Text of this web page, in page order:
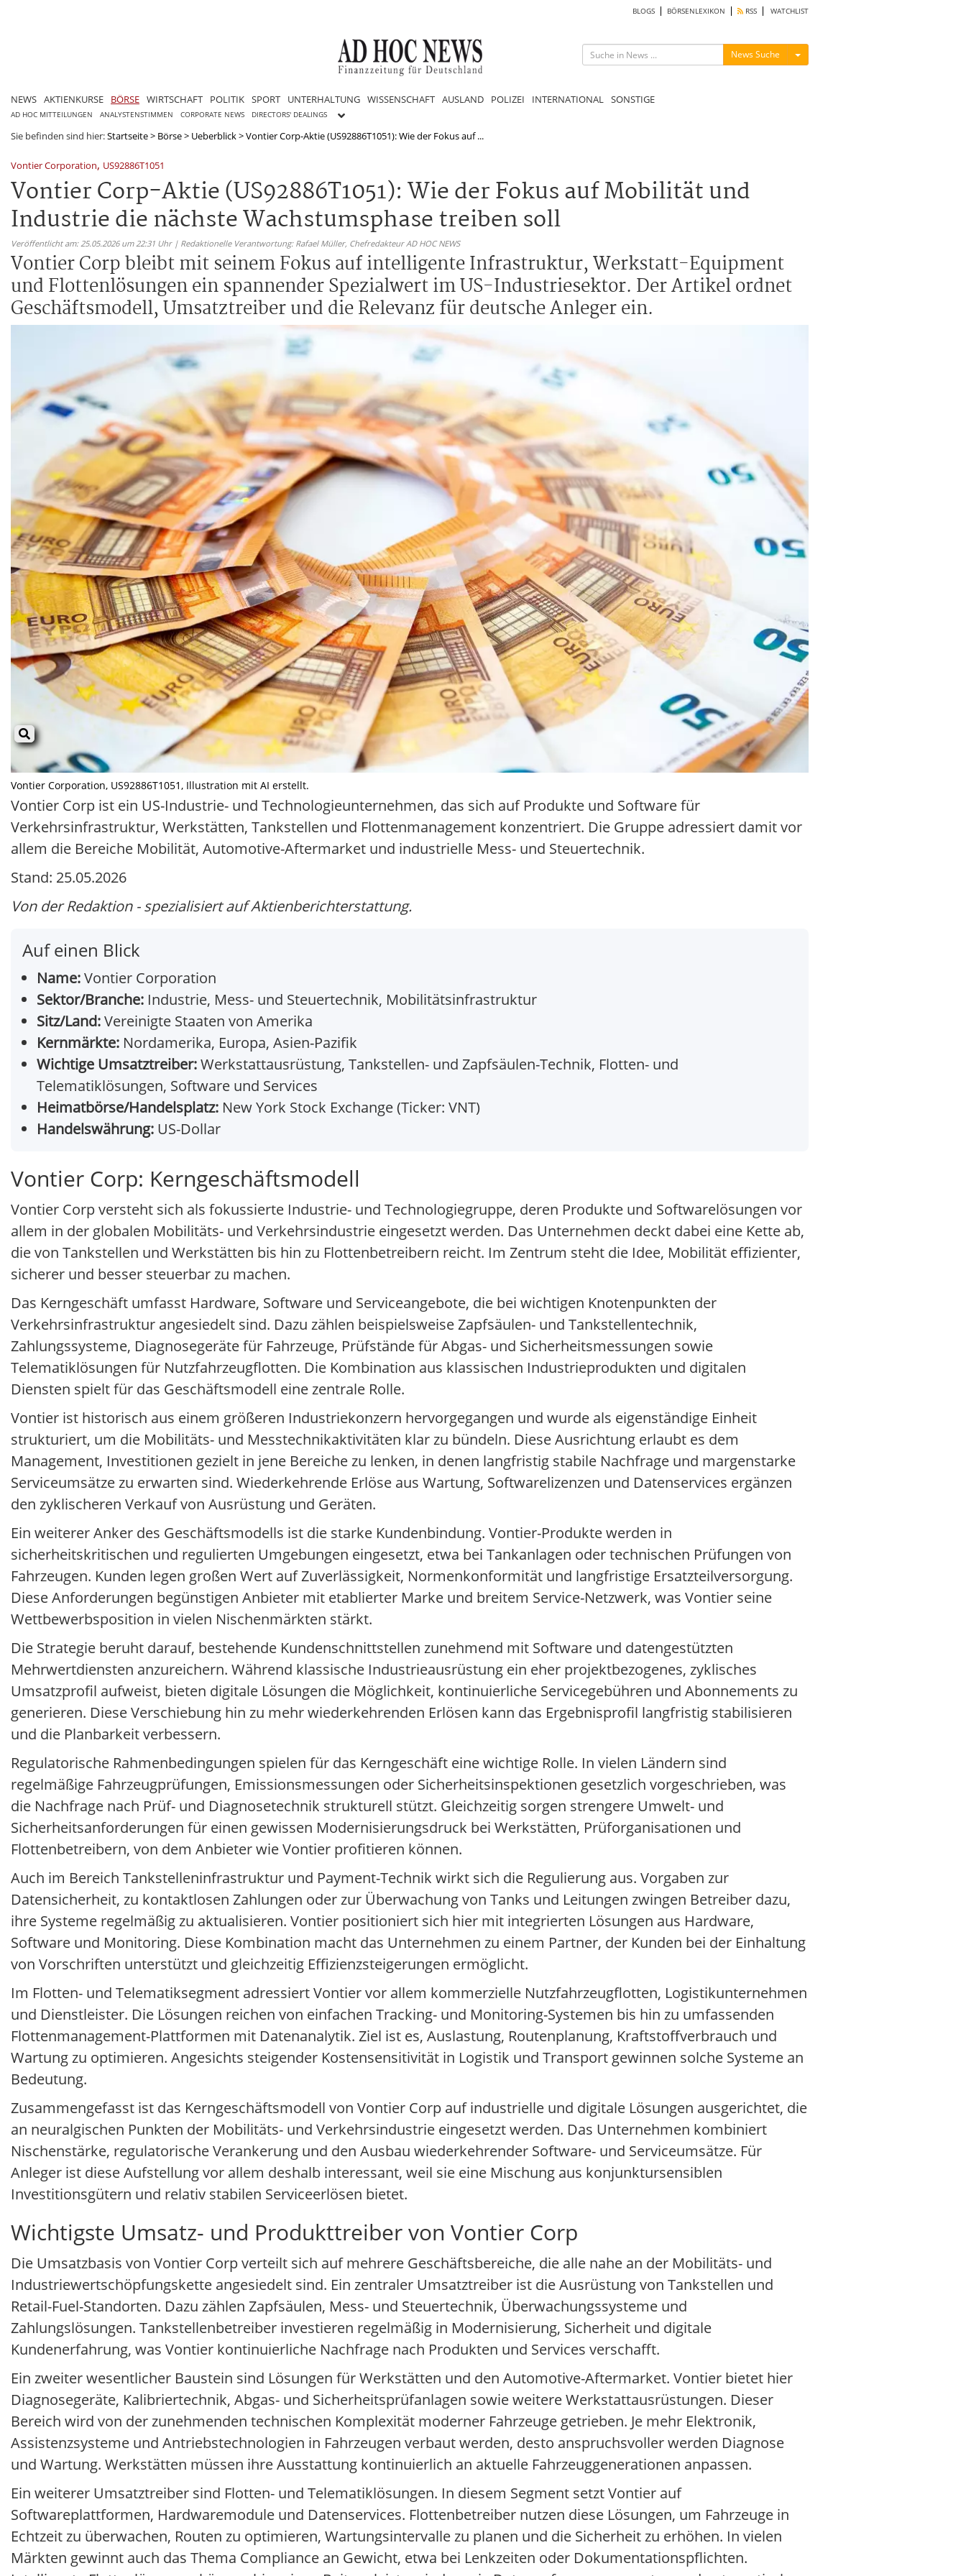
BLOGS BÖRSENLEXIKON RSS WATCHLIST
News Suche Menü ein-/ausblenden
NEWS AKTIENKURSE BÖRSE WIRTSCHAFT POLITIK SPORT UNTERHALTUNG WISSENSCHAFT AUSLAND POLIZEI INTERNATIONAL SONSTIGE
AD HOC MITTEILUNGEN ANALYSTENSTIMMEN CORPORATE NEWS DIRECTORS' DEALINGS
Sie befinden sind hier:Startseite> Börse> Ueberblick>Vontier Corp-Aktie (US92886T1051): Wie der Fokus auf ...
Vontier Corporation, US92886T1051
Vontier Corp-Aktie (US92886T1051): Wie der Fokus auf Mobilität und
Industrie die nächste Wachstumsphase treiben soll
Veröffentlicht am: 25.05.2026 um 22:31 Uhr | Redaktionelle Verantwortung: Rafael Müller, Chefredakteur AD HOC NEWS
Vontier Corp bleibt mit seinem Fokus auf intelligente Infrastruktur, Werkstatt-Equipment
und Flottenlösungen ein spannender Spezialwert im US-Industriesektor. Der Artikel ordnet
Geschäftsmodell, Umsatztreiber und die Relevanz für deutsche Anleger ein.
Vontier Corporation, US92886T1051, Illustration mit AI erstellt.
Vontier Corp ist ein US-Industrie- und Technologieunternehmen, das sich auf Produkte und Software für
Verkehrsinfrastruktur, Werkstätten, Tankstellen und Flottenmanagement konzentriert. Die Gruppe adressiert damit vor
allem die Bereiche Mobilität, Automotive-Aftermarket und industrielle Mess- und Steuertechnik.
Stand: 25.05.2026
Von der Redaktion - spezialisiert auf Aktienberichterstattung.
Auf einen Blick
Name:Vontier Corporation
Sektor/Branche: Industrie, Mess- und Steuertechnik, Mobilitätsinfrastruktur
Sitz/Land:Vereinigte Staaten von Amerika
Kernmärkte: Nordamerika, Europa, Asien-Pazifik
Wichtige Umsatztreiber:Werkstattausrüstung, Tankstellen- und Zapfsäulen-Technik, Flotten- und
Telematiklösungen, Software und Services
Heimatbörse/Handelsplatz: New York Stock Exchange (Ticker: VNT)
Handelswährung: US-Dollar
Vontier Corp: Kerngeschäftsmodell
Vontier Corp versteht sich als fokussierte Industrie- und Technologiegruppe, deren Produkte und Softwarelösungen vor
allem in der globalen Mobilitäts- und Verkehrsindustrie eingesetzt werden. Das Unternehmen deckt dabei eine Kette ab,
die von Tankstellen und Werkstätten bis hin zu Flottenbetreibern reicht. Im Zentrum steht die Idee, Mobilität effizienter,
sicherer und besser steuerbar zu machen.
Das Kerngeschäft umfasst Hardware, Software und Serviceangebote, die bei wichtigen Knotenpunkten der
Verkehrsinfrastruktur angesiedelt sind. Dazu zählen beispielsweise Zapfsäulen- und Tankstellentechnik,
Zahlungssysteme, Diagnosegeräte für Fahrzeuge, Prüfstände für Abgas- und Sicherheitsmessungen sowie
Telematiklösungen für Nutzfahrzeugflotten. Die Kombination aus klassischen Industrieprodukten und digitalen
Diensten spielt für das Geschäftsmodell eine zentrale Rolle.
Vontier ist historisch aus einem größeren Industriekonzern hervorgegangen und wurde als eigenständige Einheit
strukturiert, um die Mobilitäts- und Messtechnikaktivitäten klar zu bündeln. Diese Ausrichtung erlaubt es dem
Management, Investitionen gezielt in jene Bereiche zu lenken, in denen langfristig stabile Nachfrage und margenstarke
Serviceumsätze zu erwarten sind. Wiederkehrende Erlöse aus Wartung, Softwarelizenzen und Datenservices ergänzen
den zyklischeren Verkauf von Ausrüstung und Geräten.
Ein weiterer Anker des Geschäftsmodells ist die starke Kundenbindung. Vontier-Produkte werden in
sicherheitskritischen und regulierten Umgebungen eingesetzt, etwa bei Tankanlagen oder technischen Prüfungen von
Fahrzeugen. Kunden legen großen Wert auf Zuverlässigkeit, Normenkonformität und langfristige Ersatzteilversorgung.
Diese Anforderungen begünstigen Anbieter mit etablierter Marke und breitem Service-Netzwerk, was Vontier seine
Wettbewerbsposition in vielen Nischenmärkten stärkt.
Die Strategie beruht darauf, bestehende Kundenschnittstellen zunehmend mit Software und datengestützten
Mehrwertdiensten anzureichern. Während klassische Industrieausrüstung ein eher projektbezogenes, zyklisches
Umsatzprofil aufweist, bieten digitale Lösungen die Möglichkeit, kontinuierliche Servicegebühren und Abonnements zu
generieren. Diese Verschiebung hin zu mehr wiederkehrenden Erlösen kann das Ergebnisprofil langfristig stabilisieren
und die Planbarkeit verbessern.
Regulatorische Rahmenbedingungen spielen für das Kerngeschäft eine wichtige Rolle. In vielen Ländern sind
regelmäßige Fahrzeugprüfungen, Emissionsmessungen oder Sicherheitsinspektionen gesetzlich vorgeschrieben, was
die Nachfrage nach Prüf- und Diagnosetechnik strukturell stützt. Gleichzeitig sorgen strengere Umwelt- und
Sicherheitsanforderungen für einen gewissen Modernisierungsdruck bei Werkstätten, Prüforganisationen und
Flottenbetreibern, von dem Anbieter wie Vontier profitieren können.
Auch im Bereich Tankstelleninfrastruktur und Payment-Technik wirkt sich die Regulierung aus. Vorgaben zur
Datensicherheit, zu kontaktlosen Zahlungen oder zur Überwachung von Tanks und Leitungen zwingen Betreiber dazu,
ihre Systeme regelmäßig zu aktualisieren. Vontier positioniert sich hier mit integrierten Lösungen aus Hardware,
Software und Monitoring. Diese Kombination macht das Unternehmen zu einem Partner, der Kunden bei der Einhaltung
von Vorschriften unterstützt und gleichzeitig Effizienzsteigerungen ermöglicht.
Im Flotten- und Telematiksegment adressiert Vontier vor allem kommerzielle Nutzfahrzeugflotten, Logistikunternehmen
und Dienstleister. Die Lösungen reichen von einfachen Tracking- und Monitoring-Systemen bis hin zu umfassenden
Flottenmanagement-Plattformen mit Datenanalytik. Ziel ist es, Auslastung, Routenplanung, Kraftstoffverbrauch und
Wartung zu optimieren. Angesichts steigender Kostensensitivität in Logistik und Transport gewinnen solche Systeme an
Bedeutung.
Zusammengefasst ist das Kerngeschäftsmodell von Vontier Corp auf industrielle und digitale Lösungen ausgerichtet, die
an neuralgischen Punkten der Mobilitäts- und Verkehrsindustrie eingesetzt werden. Das Unternehmen kombiniert
Nischenstärke, regulatorische Verankerung und den Ausbau wiederkehrender Software- und Serviceumsätze. Für
Anleger ist diese Aufstellung vor allem deshalb interessant, weil sie eine Mischung aus konjunktursensiblen
Investitionsgütern und relativ stabilen Serviceerlösen bietet.
Wichtigste Umsatz- und Produkttreiber von Vontier Corp
Die Umsatzbasis von Vontier Corp verteilt sich auf mehrere Geschäftsbereiche, die alle nahe an der Mobilitäts- und
Industriewertschöpfungskette angesiedelt sind. Ein zentraler Umsatztreiber ist die Ausrüstung von Tankstellen und
Retail-Fuel-Standorten. Dazu zählen Zapfsäulen, Mess- und Steuertechnik, Überwachungssysteme und
Zahlungslösungen. Tankstellenbetreiber investieren regelmäßig in Modernisierung, Sicherheit und digitale
Kundenerfahrung, was Vontier kontinuierliche Nachfrage nach Produkten und Services verschafft.
Ein zweiter wesentlicher Baustein sind Lösungen für Werkstätten und den Automotive-Aftermarket. Vontier bietet hier
Diagnosegeräte, Kalibriertechnik, Abgas- und Sicherheitsprüfanlagen sowie weitere Werkstattausrüstungen. Dieser
Bereich wird von der zunehmenden technischen Komplexität moderner Fahrzeuge getrieben. Je mehr Elektronik,
Assistenzsysteme und Antriebstechnologien in Fahrzeugen verbaut werden, desto anspruchsvoller werden Diagnose
und Wartung. Werkstätten müssen ihre Ausstattung kontinuierlich an aktuelle Fahrzeuggenerationen anpassen.
Ein weiterer Umsatztreiber sind Flotten- und Telematiklösungen. In diesem Segment setzt Vontier auf
Softwareplattformen, Hardwaremodule und Datenservices. Flottenbetreiber nutzen diese Lösungen, um Fahrzeuge in
Echtzeit zu überwachen, Routen zu optimieren, Wartungsintervalle zu planen und die Sicherheit zu erhöhen. In vielen
Märkten gewinnt auch das Thema Compliance an Gewicht, etwa bei Lenkzeiten oder Dokumentationspflichten.